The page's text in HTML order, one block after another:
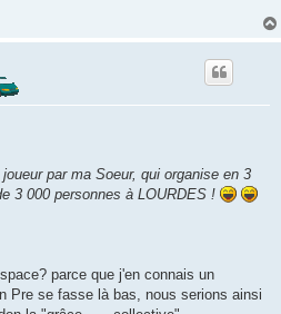
par ma Soeur, qui organise en 3
3 000 personnes à LOURDES !
parce que j'en connais un
Pre se fasse là bas, nous serions ainsi